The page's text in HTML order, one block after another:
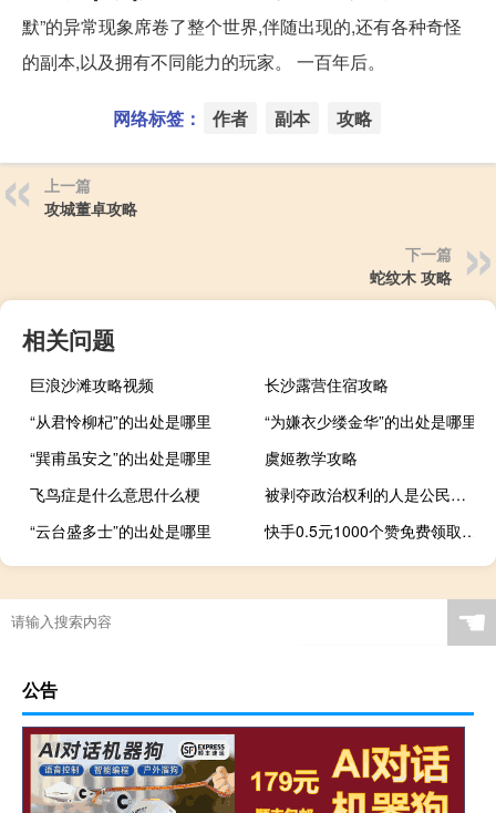
默”的异常现象席卷了整个世界,伴随出现的,还有各种奇怪
的副本,以及拥有不同能力的玩家。 一百年后。
网络标签： 作者 副本 攻略
上一篇
攻城董卓攻略
下一篇
蛇纹木 攻略
相关问题
巨浪沙滩攻略视频
长沙露营住宿攻略
“从君怜柳杞”的出处是哪里
“为嫌衣少缕金华”的出处是哪里
“巽甫虽安之”的出处是哪里
虞姬教学攻略
飞鸟症是什么意思什么梗
被剥夺政治权利的人是公民还是人民
“云台盛多士”的出处是哪里
快手0.5元1000个赞免费领取说说赞代刷网
☚
公告